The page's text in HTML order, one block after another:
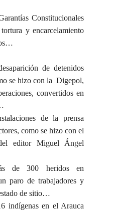
Constitucionales
y encarcelamiento
de detenidos
se hizo con la Digepol,
convertidos en
de la prensa
como se hizo con el
editor Miguel Ángel
de 300 heridos en
paro de trabajadores y
de sitio…
indígenas en el Arauca